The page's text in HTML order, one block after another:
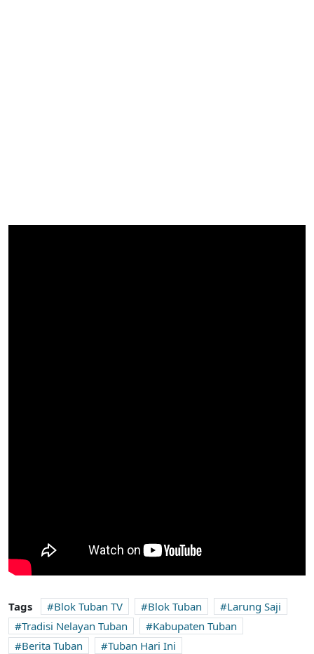
Tags Blok Tuban TV Blok Tuban
Larung Saji
Tradisi Nelayan Tuban
Kabupaten Tuban
Berita Tuban
Tuban Hari Ini